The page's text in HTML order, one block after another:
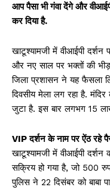
आप पैसा भी गंवा देंगे और
कर दिया है.
खाटूश्यामजी में वीआईपी
और नए साल पर भक्‍तों की
जिला प्रशासन ने यह फैसला
द‍िवसीय मेला लग रहा है.
जुटा है. इस बार लगभग 15
VIP दर्शन के नाम पर ऐंठ रहे
खाटूश्यामजी में वीआईपी दर्शन
सक्रिय हो गया है, जो 500
पुल‍िस ने 22 द‍िसंबर को बाबा